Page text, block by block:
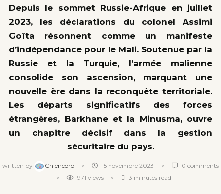
Depuis le sommet Russie-Afrique en juillet
2023, les déclarations du colonel Assimi
Goïta résonnent comme un manifeste
d’indépendance pour le Mali. Soutenue par la
Russie et la Turquie, l’armée malienne
consolide son ascension, marquant une
nouvelle ère dans la reconquête territoriale.
Les départs significatifs des forces
étrangères, Barkhane et la Minusma, ouvre
un chapitre décisif dans la gestion
sécuritaire du pays.
written by Chiencoro 15 novembre 2023
0 comments
971 views 3 minutes read